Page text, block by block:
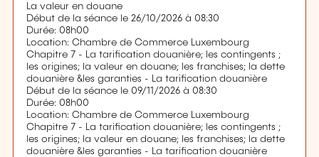
La valeur en douane
Début de la séance le 26/10/2026 à 08:30
Durée: 08h00
Location: Chambre de Commerce Luxembourg
Chapitre 7 - La tarification douanière; les contingents ;
les origines; la valeur en douane; les franchises; la dette
douanière &les garanties - La tarification douanière
Début de la séance le 09/11/2026 à 08:30
Durée: 08h00
Location: Chambre de Commerce Luxembourg
Chapitre 7 - La tarification douanière; les contingents ;
les origines; la valeur en douane; les franchises; la dette
douanière &les garanties - La tarification douanière